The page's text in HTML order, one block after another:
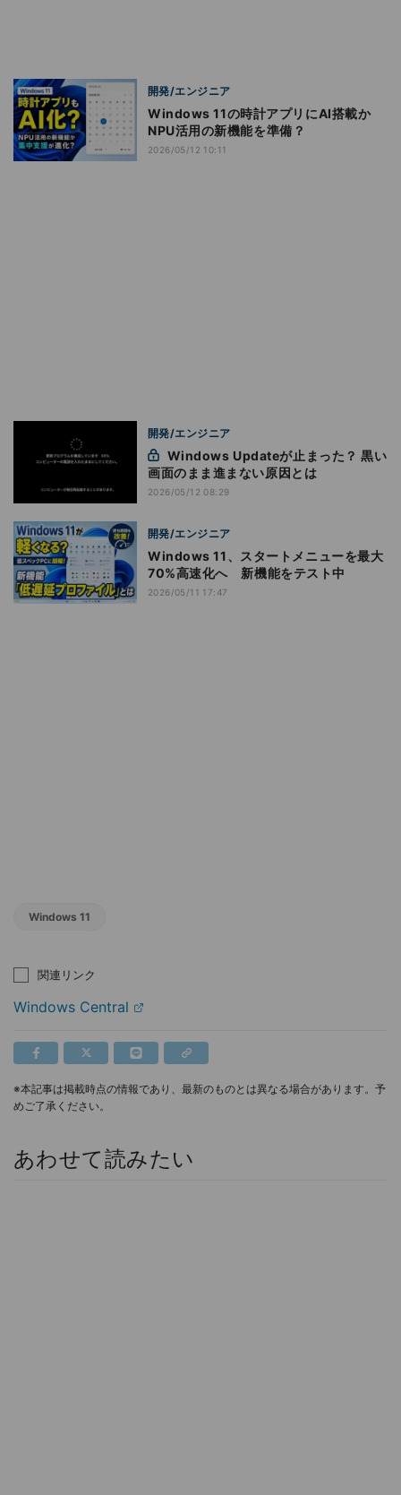
開発/エンジニア
Windows 11の時計アプリにAI搭載か
NPU活用の新機能を準備？
2026/05/12 10:11
開発/エンジニア
画面のまま進まない原因とは
2026/05/12 08:29
開発/エンジニア
Windows 11、スタートメニューを最大
70%高速化へ 新機能をテスト中
2026/05/11 17:47
Windows 11
関連リンク
Windows Central
※本記事は掲載時点の情報であり、最新のものとは異なる場合があります。予
めご了承ください。
あわせて読みたい